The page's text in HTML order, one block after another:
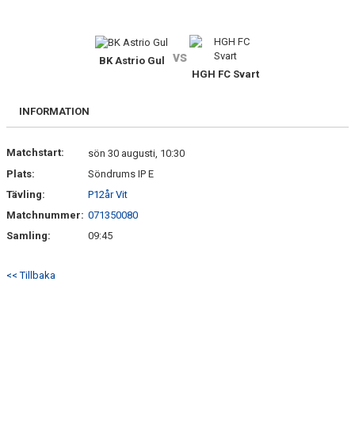
STÖTTA BK ASTRIO
TRYGG I ASTRIO
BK ASTRIO LOPPIS & CAFÉ
ASTRIOSHOPEN
BK Astrio Gul vs
HGH FC Svart
INFORMATION
Matchstart:
sön 30 augusti, 10:30
Plats:
Söndrums IP E
Tävling:
P12år Vit
Matchnummer: 071350080
Samling:
09:45
<< Tillbaka